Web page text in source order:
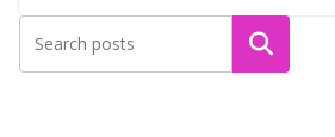
Pesquisar